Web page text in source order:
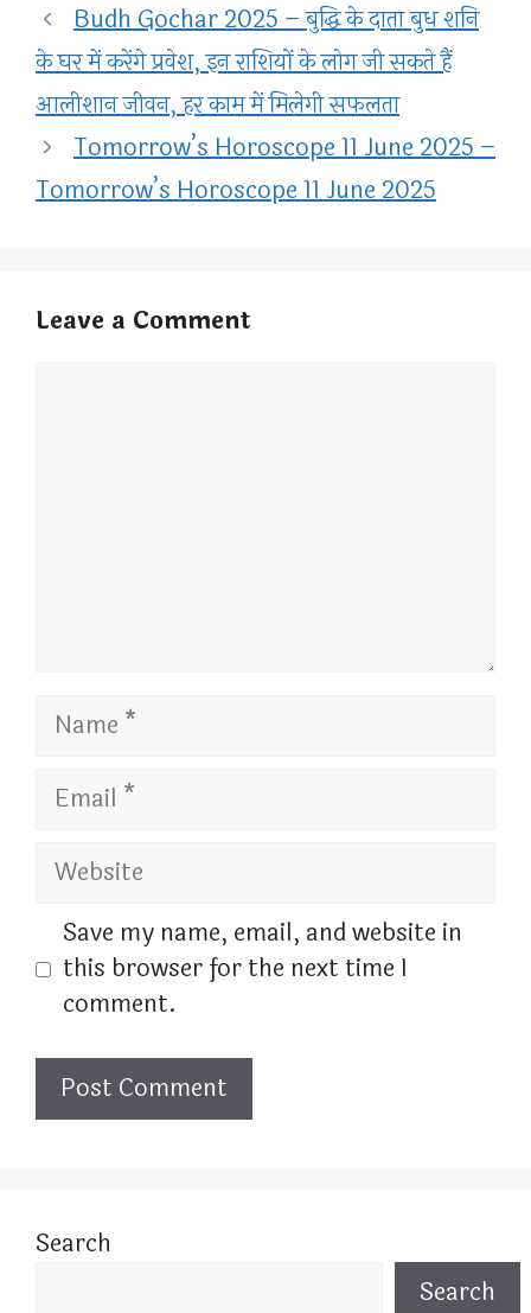
Budh Gochar 2025 – बुद्धि के दाता बुध शनि
के घर में करेंगे प्रवेश, इन राशियों के लोग जी सकते हैं
आलीशान जीवन, हर काम में मिलेगी सफलता
Tomorrow’s Horoscope 11 June 2025 –
Tomorrow’s Horoscope 11 June 2025
Leave a Comment
Name
Email
Website
Save my name, email, and website in
this browser for the next time I
comment.
Search
Search